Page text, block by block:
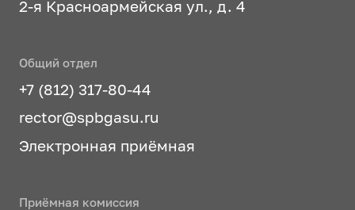
2-я Красноармейская ул., д. 4
Общий отдел
+7 (812) 317-80-44
rector@spbgasu.ru
Электронная приёмная
Приёмная комиссия